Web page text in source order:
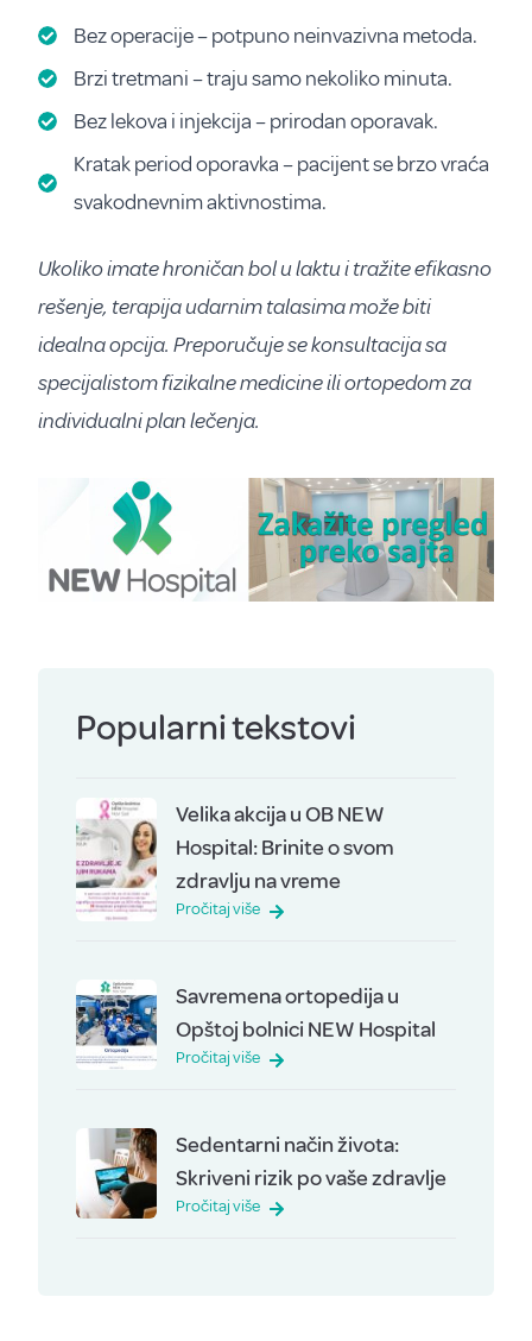
Bez operacije – potpuno neinvazivna metoda.
Brzi tretmani – traju samo nekoliko minuta.
Bez lekova i injekcija – prirodan oporavak.
Kratak period oporavka – pacijent se brzo vraća
svakodnevnim aktivnostima.
Ukoliko imate hroničan bol u laktu i tražite efikasno
rešenje, terapija udarnim talasima može biti
idealna opcija. Preporučuje se konsultacija sa
specijalistom fizikalne medicine ili ortopedom za
individualni plan lečenja.
Popularni tekstovi
Velika akcija u OB NEW
Hospital: Brinite o svom
zdravlju na vreme
Pročitaj više
Savremena ortopedija u
Opštoj bolnici NEW Hospital
Pročitaj više
Sedentarni način života:
Skriveni rizik po vaše zdravlje
Pročitaj više